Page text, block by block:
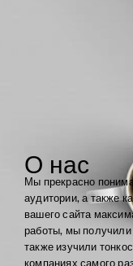
О нас
Мы прекрасно
аудитории, а также
вашего сайта
работы, мы получили
также изучили
компаниях самого